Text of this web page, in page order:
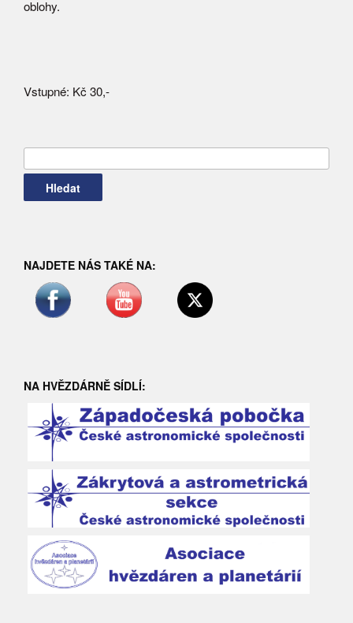
oblohy.
Vstupné: Kč 30,-
NAJDETE NÁS TAKÉ NA:
NA HVĚZDÁRNĚ SÍDLÍ: